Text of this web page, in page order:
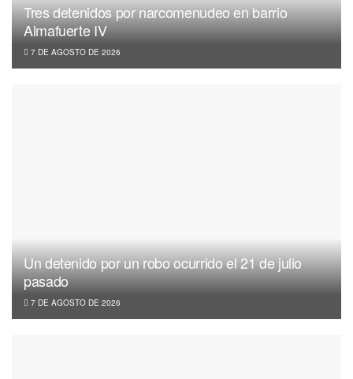
Tres detenidos por narcomenudeo en barrio
Almafuerte IV
7 DE AGOSTO DE 2026
Un detenido por un robo ocurrido el 21 de julio
pasado
7 DE AGOSTO DE 2026